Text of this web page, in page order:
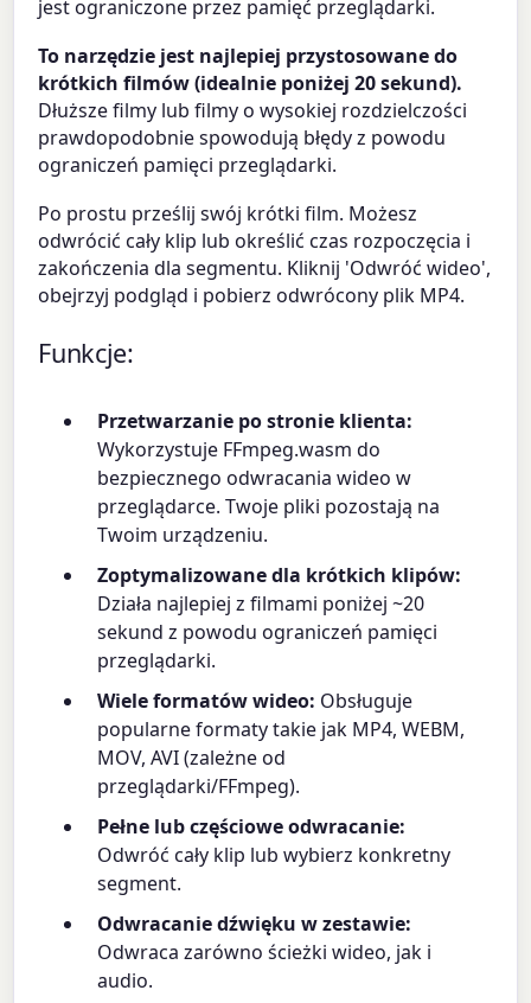
jest ograniczone przez pamięć przeglądarki.
To narzędzie jest najlepiej przystosowane do
krótkich filmów (idealnie poniżej 20 sekund).
Dłuższe filmy lub filmy o wysokiej rozdzielczości
prawdopodobnie spowodują błędy z powodu
ograniczeń pamięci przeglądarki.
Po prostu prześlij swój krótki film. Możesz
odwrócić cały klip lub określić czas rozpoczęcia i
zakończenia dla segmentu. Kliknij 'Odwróć wideo',
obejrzyj podgląd i pobierz odwrócony plik MP4.
Funkcje:
Przetwarzanie po stronie klienta:
Wykorzystuje FFmpeg.wasm do
bezpiecznego odwracania wideo w
przeglądarce. Twoje pliki pozostają na
Twoim urządzeniu.
Zoptymalizowane dla krótkich klipów:
Działa najlepiej z filmami poniżej ~20
sekund z powodu ograniczeń pamięci
przeglądarki.
Wiele formatów wideo: Obsługuje
popularne formaty takie jak MP4, WEBM,
MOV, AVI (zależne od
przeglądarki/FFmpeg).
Pełne lub częściowe odwracanie:
Odwróć cały klip lub wybierz konkretny
segment.
Odwracanie dźwięku w zestawie:
Odwraca zarówno ścieżki wideo, jak i
audio.